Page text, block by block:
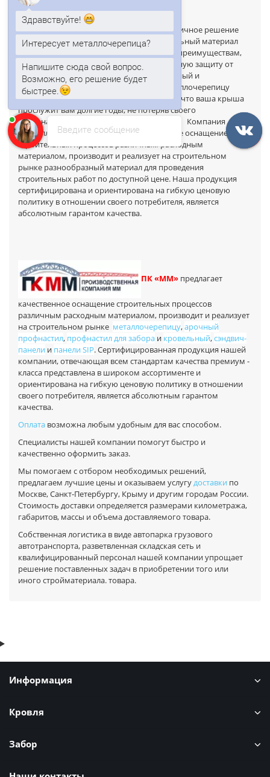
В итоге
Металлочерепица Квинта плюс 3D- отличное решение
для тех, кто ищет надежный и привлекательный материал
для крыши своего дома. Благодаря своим преимуществам,
эта металлочерепица обеспечит долговечную защиту от
непогоды и придаст вашему дому элегантный и
современный внешний вид. Выбирая металлочерепицу
Квинта плюс 3D, вы можете быть уверены, что ваша крыша
прослужит вам долгие годы, не потеряв своего
первоначального качества и эстетичности. Компания
«Металл Момент» предлагает качественное оснащение
строительных процессов различным расходным
материалом, производит и реализует на строительном
рынке разнообразный материал для проведения
строительных работ по доступной цене. Наша продукция
сертифицирована и ориентирована на гибкую ценовую
политику в отношении своего потребителя, является
абсолютным гарантом качества.
ПК «ММ» предлагает
качественное оснащение строительных процессов
различным расходным материалом, производит и реализует
на строительном рынке металлочерепицу,арочный
профнастил, профнастил для забора и кровельный,сэндвич-
панели и панели SIP. Сертифицированная продукция нашей
компании, отвечающая всем стандартам качества премиум -
класса представлена в широком ассортименте и
ориентирована на гибкую ценовую политику в отношении
своего потребителя, является абсолютным гарантом
качества.
Оплата возможна любым удобным для вас способом.
Специалисты нашей компании помогут быстро и
качественно оформить заказ.
Мы помогаем с отбором необходимых решений,
предлагаем лучшие цены и оказываем услугудоставки по
Москве, Санкт-Петербургу, Крыму и другим городам России.
Стоимость доставки определяется размерами километража,
габаритов, массы и объема доставляемого товара.
Собственная логистика в виде автопарка грузового
автотранспорта, разветвленная складская сеть и
квалифицированный персонал нашей компании упрощает
решение поставленных задач в приобретении того или
иного стройматериала. товара.
Информация
Кровля
Забор
Введите сообщение
Здравствуйте!
Интересует металлочерепица?
Напишите сюда свой вопрос.
Возможно, его решение будет
быстрее.